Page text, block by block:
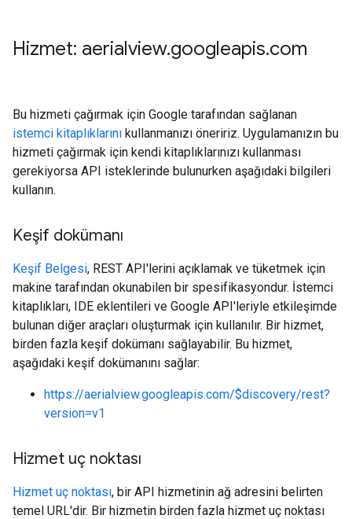
Hizmet: aerialview.googleapis.com
Bu hizmeti çağırmak için Google tarafından sağlanan
istemci kitaplıklarını kullanmanızı öneririz. Uygulamanızın bu
hizmeti çağırmak için kendi kitaplıklarınızı kullanması
gerekiyorsa API isteklerinde bulunurken aşağıdaki bilgileri
kullanın.
Keşif dokümanı
Keşif Belgesi, REST API'lerini açıklamak ve tüketmek için
makine tarafından okunabilen bir spesifikasyondur. İstemci
kitaplıkları, IDE eklentileri ve Google API'leriyle etkileşimde
bulunan diğer araçları oluşturmak için kullanılır. Bir hizmet,
birden fazla keşif dokümanı sağlayabilir. Bu hizmet,
aşağıdaki keşif dokümanını sağlar:
https://aerialview.googleapis.com/$discovery/rest?
version=v1
Hizmet uç noktası
Hizmet uç noktası, bir API hizmetinin ağ adresini belirten
temel URL'dir. Bir hizmetin birden fazla hizmet uç noktası